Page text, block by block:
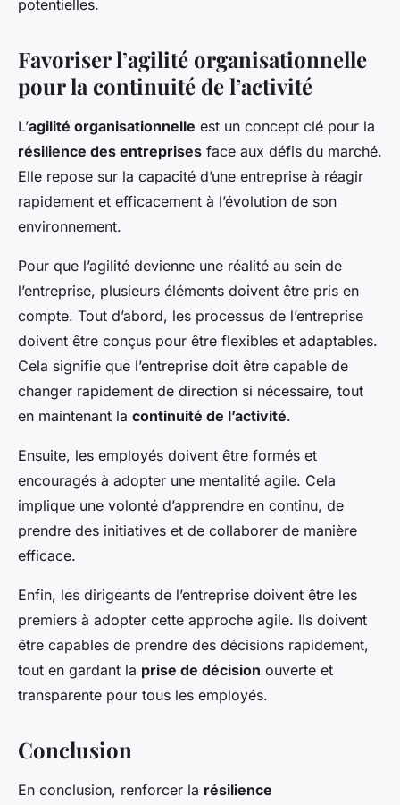
potentielles.
Favoriser l’agilité organisationnelle
pour la continuité de l’activité
L’agilité organisationnelle est un concept clé pour la
résilience des entreprises face aux défis du marché.
Elle repose sur la capacité d’une entreprise à réagir
rapidement et efficacement à l’évolution de son
environnement.
Pour que l’agilité devienne une réalité au sein de
l’entreprise, plusieurs éléments doivent être pris en
compte. Tout d’abord, les processus de l’entreprise
doivent être conçus pour être flexibles et adaptables.
Cela signifie que l’entreprise doit être capable de
changer rapidement de direction si nécessaire, tout
en maintenant la continuité de l’activité.
Ensuite, les employés doivent être formés et
encouragés à adopter une mentalité agile. Cela
implique une volonté d’apprendre en continu, de
prendre des initiatives et de collaborer de manière
efficace.
Enfin, les dirigeants de l’entreprise doivent être les
premiers à adopter cette approche agile. Ils doivent
être capables de prendre des décisions rapidement,
tout en gardant la prise de décision ouverte et
transparente pour tous les employés.
Conclusion
En conclusion, renforcer la résilience